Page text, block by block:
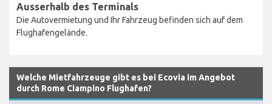
Ausserhalb des Terminals
Die Autovermietung und Ihr Fahrzeug befinden sich auf dem
Flughafengelände.
Welche Mietfahrzeuge gibt es bei Ecovia im Angebot
durch Rome Ciampino Flughafen?